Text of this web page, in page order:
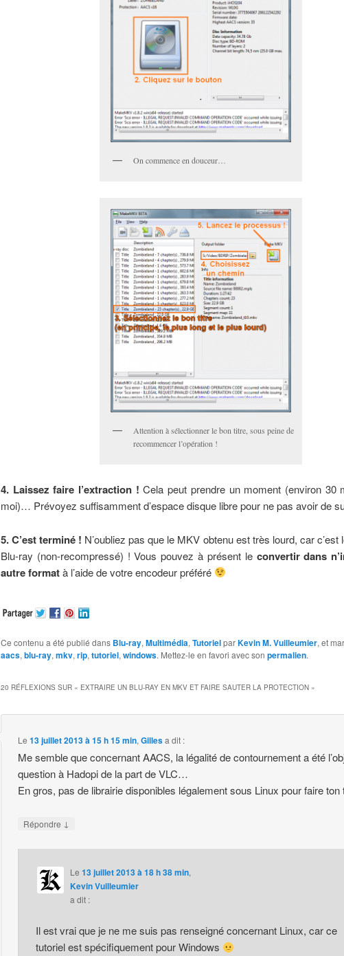
On commence en douceur…
Attention à sélectionner le bon titre, sous peine de
recommencer l’opération !
4. Laissez faire l’extraction ! Cela peut prendre un moment (environ 30
moi)… Prévoyez suffisamment d’espace disque libre pour ne pas avoir de
5. C’est terminé ! N’oubliez pas que le MKV obtenu est très lourd, car c’est
Blu-ray (non-recompressé) ! Vous pouvez à présent le convertir dans
autre formatà l’aide de votre encodeur préféré
Ce contenu a été publié dans Blu-ray, Multimédia, TutorielparKevin M. Vuilleumier, et
aacs, blu-ray, mkv, rip, tutoriel, windows. Mettez-le en favori avec son permalien.
20 RÉFLEXIONS SUR « EXTRAIRE UN BLU-RAY EN MKV ET FAIRE SAUTER LA PROTECTION»
Le13 juillet 2013 à 15 h 15 min,Gillesa dit :
Me semble que concernant AACS, la légalité de contournement a été
question à Hadopi de la part de VLC…
En gros, pas de librairie disponibles légalement sous Linux pour faire
Répondre ↓
Le 13 juillet 2013 à 18 h 38 min,
Kevin Vuilleumier
a dit :
Il est vrai que je ne me suis pas renseigné concernant Linux, car ce
tutoriel est spécifiquement pour Windows